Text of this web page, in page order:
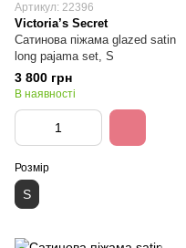
Артикул: 22396
Victoria’s Secret
Сатинова піжама glazed satin
long pajama set, S
3 800 грн
В наявності
Розмір
S